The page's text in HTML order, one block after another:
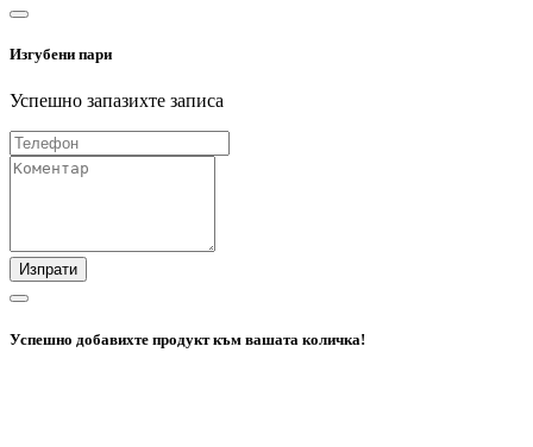
Изгубени пари
Успешно запазихте записа
Изпрати
Успешно добавихте продукт към вашата количка!